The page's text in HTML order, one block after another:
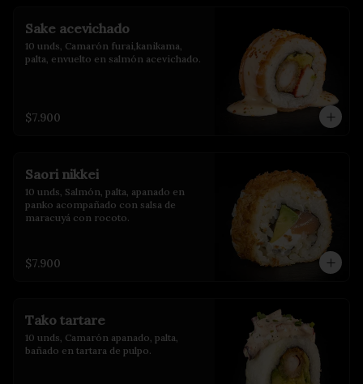
Sake acevichado
10 unds, Camarón furai,kanikama,
palta, envuelto en salmón acevichado.
$7.900
Saori nikkei
10 unds, Salmón, palta, apanado en
panko acompañado con salsa de
maracuyá con rocoto.
$7.900
Tako tartare
10 unds, Camarón apanado, palta,
bañado en tartara de pulpo.